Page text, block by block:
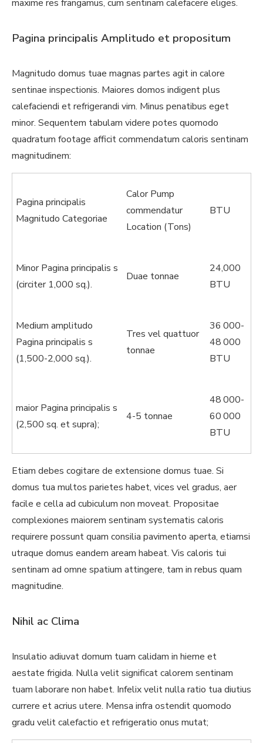
maxime res frangamus, cum sentinam calefacere eliges.
Pagina principalis Amplitudo et propositum
Magnitudo domus tuae magnas partes agit in calore
sentinae inspectionis. Maiores domos indigent plus
calefaciendi et refrigerandi vim. Minus penatibus eget
minor. Sequentem tabulam videre potes quomodo
quadratum footage afficit commendatum caloris sentinam
magnitudinem:
Pagina principalis
Magnitudo Categoriae
Calor Pump
commendatur
Location (Tons)
BTU
Minor Pagina principalis s
(circiter 1,000 sq.).
Duae tonnae
24,000
BTU
Medium amplitudo
Pagina principalis s
(1,500-2,000 sq.).
Tres vel quattuor
tonnae
36 000-
48 000
BTU
maior Pagina principalis s
(2,500 sq. et supra);
4-5 tonnae
48 000-
60 000
BTU
Etiam debes cogitare de extensione domus tuae. Si
domus tua multos parietes habet, vices vel gradus, aer
facile e cella ad cubiculum non moveat. Propositae
complexiones maiorem sentinam systematis caloris
requirere possunt quam consilia pavimento aperta, etiamsi
utraque domus eandem aream habeat. Vis caloris tui
sentinam ad omne spatium attingere, tam in rebus quam
magnitudine.
Nihil ac Clima
Insulatio adiuvat domum tuam calidam in hieme et
aestate frigida. Nulla velit significat calorem sentinam
tuam laborare non habet. Infelix velit nulla ratio tua diutius
currere et acrius utere. Mensa infra ostendit quomodo
gradu velit calefactio et refrigeratio onus mutat;